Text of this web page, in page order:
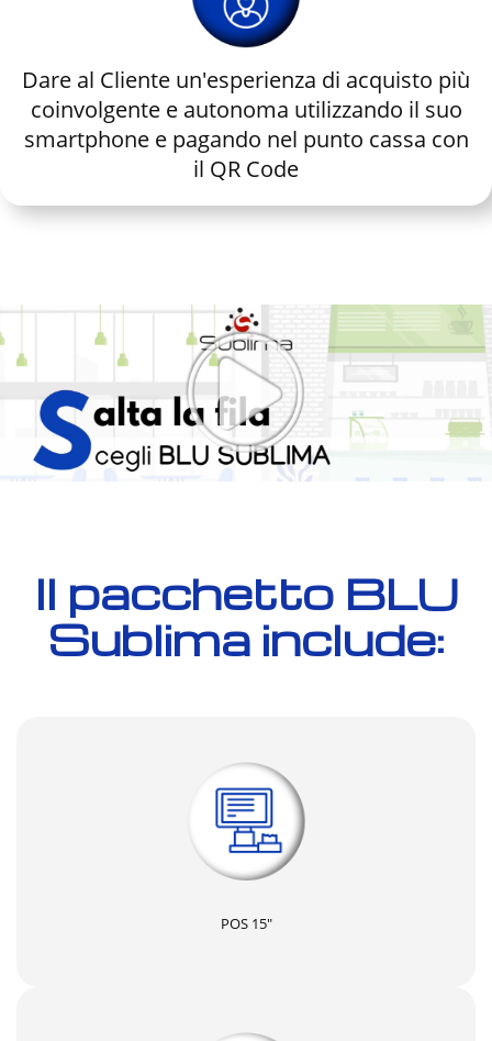
Dare al Cliente un'esperienza di acquisto più
coinvolgente e autonoma utilizzando il suo
smartphone e pagando nel punto cassa con
il QR Code
Il pacchetto BLU
Sublima include:
POS 15"